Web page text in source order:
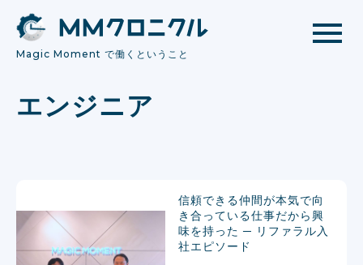
Magic Moment で働くということ
エンジニア
信頼できる仲間が本気で向
き合っている仕事だから興
味を持った ─ リファラル入
社エピソード